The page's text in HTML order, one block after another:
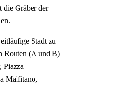
die Gräber der
Stadt zu
Routen (A und B)
Piazza
Malfitano,